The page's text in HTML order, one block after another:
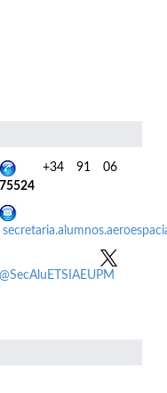
+34 91 06
75524
@SecAluETSIAEUPM